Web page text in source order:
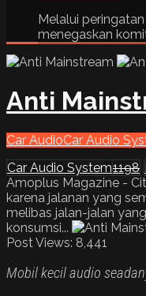
Melalui
menegaskan
Anti
Car AudioCar Audio
Car Audio System1198
Amoplus Magazine -
karena jalanan yang
melibas jalan-jalan
konsumsi...
Post Views: 8,441
Mobil kecil audio